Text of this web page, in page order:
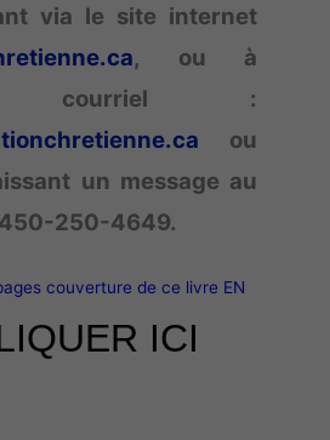
via le site internet
, ou à
courriel :
ou
un message au
250-4649.
couverture de ce livre EN
ICI